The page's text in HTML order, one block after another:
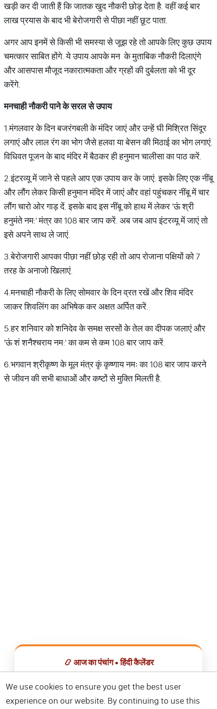
खड़ी कर दी जाती हैं कि जातक खुद नौकरी छोड़ देता है. वहीं कई बार
लाख प्रयास के बाद भी बेरोजगारी से पीछा नहीं छूट पाता.
अगर आप इनमें से किसी भी समस्‍या से जूझ रहे तो आपके लिए कुछ उपाय
चमत्‍कार साबित होंगे. ये उपाय आपके मन के मुताबिक नौकरी दिलाएंगे
और आसपास मौजूद नकारात्मकता और ग्रहों की दुर्बलता को भी दूर
करेंगे.
मनचाही नौकरी पाने के सरल से उपाय
1.मंगलवार के दिन बजरंगबली के मंदिर जाएं और उन्‍हें घी मिश्रित सिंदूर
लगाएं और लाल रंग का भोग जैसे हलवा या बेसन की मिठाई का भोग लगाएं.
विधिवत पूजन के बाद मंदिर में बैठकर ही हनुमान चालीसा का पाठ करें.
2.इंटरव्यू में जाने से पहले आप एक उपाय कर के जाएं. इसके लिए एक नींबू
और लौंग लेकर किसी हनुमान मंदिर में जाएं और वहां पहुंचकर नींबू में चार
लौंग चारो ओर गाड़ दें. इसके बाद इस नींबू को हाथ में लेकर 'ऊं श्री
हनुमंते नम:' मंत्र का 108 बार जाप करें. अब जब आप इंटरव्‍यू में जाएं तो
इसे अपने साथ ले जाएं.
3.बेरोजगारी आपका पीछा नहीं छोड़ रही तो आप रोजाना पक्षियों को 7
तरह के अनाजो खिलाएं.
4.मनचाही नौकरी के लिए सोमवार के दिन व्रत रखें और शिव मंदिर
जाकर शिवलिंग का अभिषेक कर अक्षत अर्पित करें.
5.हर शनिवार को शनिदेव के समक्ष सरसों के तेल का दीपक जलाएं और
'ऊं शं शनैश्चराय नम:' का कम से कम 108 बार जाप करें.
6.भगवान श्रीकृष्ण के मूल मंत्र कृं कृष्णाय नमः का 108 बार जाप करने
से जीवन की सभी बाधाओं और कष्टों से मुक्ति मिलती है.
📿 आज का पंचांग • हिंदी कैलेंडर
📅 हिंदी कैलेंडर ऐप डाउनलोड करें
We use cookies to ensure you get the best user
experience on our website. By continuing to use this